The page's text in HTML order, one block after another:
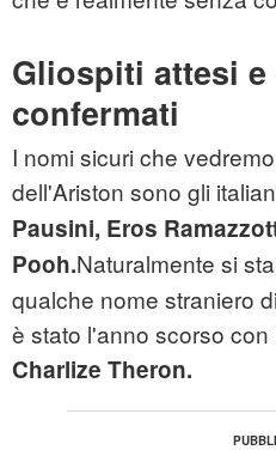
Gliospiti attesi
confermati
I nomi sicuri che
dell'Ariston sono gli
Pausini, Eros
Pooh.Naturalmente si
qualche nome straniero
è stato l'anno scorso
Charlize Theron.